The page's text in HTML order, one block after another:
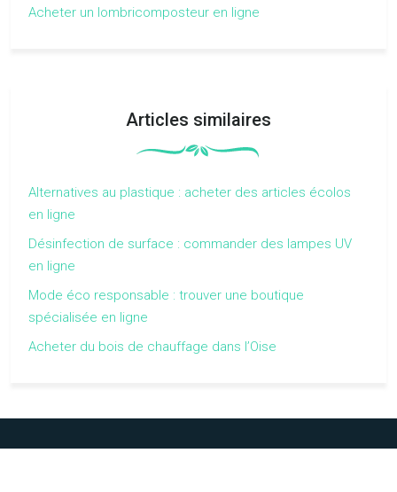
Acheter un lombricomposteur en ligne
Articles similaires
Alternatives au plastique : acheter des articles écolos
en ligne
Désinfection de surface : commander des lampes UV
en ligne
Mode éco responsable : trouver une boutique
spécialisée en ligne
Acheter du bois de chauffage dans l’Oise